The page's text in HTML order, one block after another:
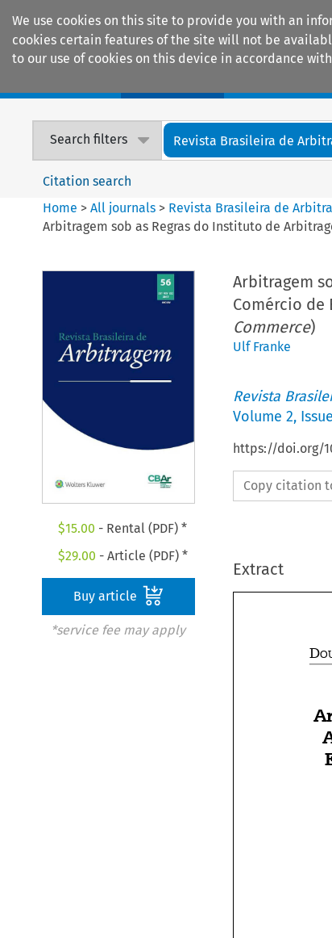
We use cookies on this site to provide you with an
cookies certain features of the site will not be
to our use of cookies on this device in accordance
Search filters Revista Brasileira de
Citation search
Home >All journals > Revista Brasileira de
Arbitragem sob as Regras do Instituto de
$15.00 - Rental (PDF) *
$29.00 - Article (PDF) *
Buy article
*service fee may apply
Arbitragem
Comércio de
Commerce)
Ulf Franke
Revista
Volume 2,
https://doi.org/
Copy citation
Extract
